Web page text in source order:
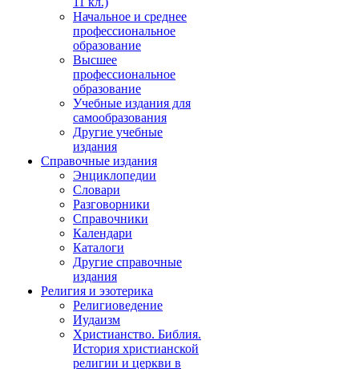
Начальное и среднее
профессиональное
образование
Высшее
профессиональное
образование
Учебные издания для
самообразования
Другие учебные
издания
Справочные издания
Энциклопедии
Словари
Разговорники
Справочники
Календари
Каталоги
Другие справочные
издания
Религия и эзотерика
Религиоведение
Иудаизм
Христианство. Библия.
История христианской
религии и церкви в